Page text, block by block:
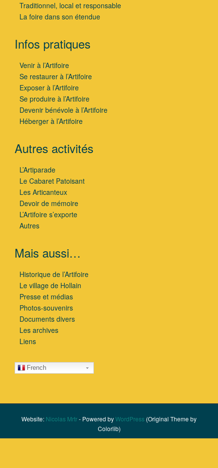
Traditionnel, local et responsable
La foire dans son étendue
Infos pratiques
Venir à l’Artifoire
Se restaurer à l’Artifoire
Exposer à l’Artifoire
Se produire à l’Artifoire
Devenir bénévole à l’Artifoire
Héberger à l’Artifoire
Autres activités
L’Artiparade
Le Cabaret Patoisant
Les Articanteux
Devoir de mémoire
L’Artifoire s’exporte
Autres
Mais aussi…
Historique de l’Artifoire
Le village de Hollain
Presse et médias
Photos-souvenirs
Documents divers
Les archives
Liens
French
Website: Nicolas Mrtr- Powered byWordPress (Original Theme by
Colorlib)